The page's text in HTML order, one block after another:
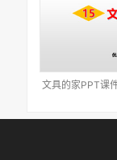
文具的家PPT课